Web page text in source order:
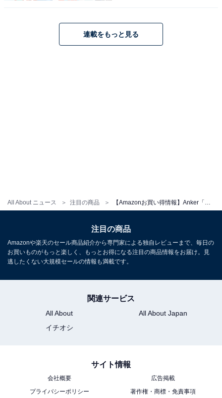
All About ニュース 注目の商品
Anker「A2688」
Anker「A2663」
連載をもっと見る
注目の商品
Amazonや楽天のセール商品紹介から専門家による独自レビューまで、毎日の
お買いものがもっと楽しく、もっとお得になる注目の商品情報をお届け。見
逃したくない大規模セールの情報も満載です。
関連サービス
All About
All About Japan
イチオシ
サイト情報
会社概要
広告掲載
プライバシーポリシー
著作権・商標・免責事項